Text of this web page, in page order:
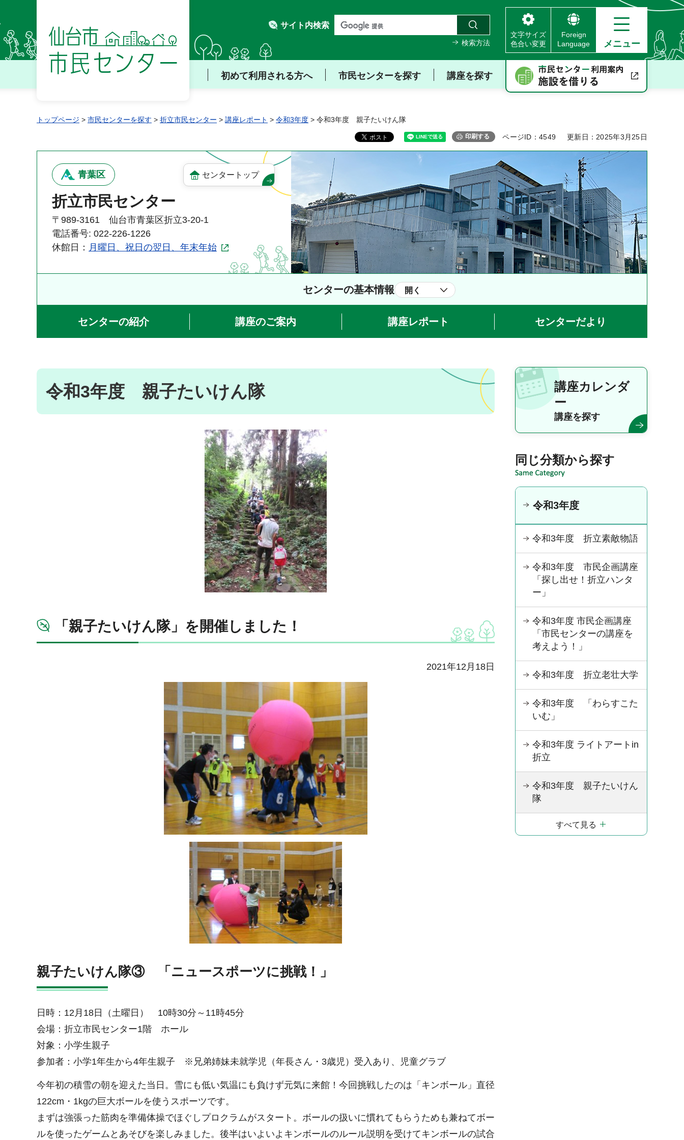
仙台市 市民センター
サイト内検索
検索方法
文字サイズ
色合い変更
Foreign
Language
メニュー
初めて利用される方へ 市民センターを探す 講座を探す
トップページ > 市民センターを探す > 折立市民センター > 講座レポート > 令和3年度 > 令和3年度 親子たいけん隊
印刷する ページID：4549 更新日：2025年3月25日
青葉区 センタートップ
折立市民センター
〒989-3161 仙台市青葉区折立3-20-1
電話番号: 022-226-1226
休館日： 月曜日、祝日の翌日、年末年始
センターの基本情報 開く
センターの紹介 講座のご案内 講座レポート センターだより
令和3年度 親子たいけん隊
「親子たいけん隊」を開催しました！
2021年12月18日
親子たいけん隊③ 「ニュースポーツに挑戦！」
日時：12月18日（土曜日） 10時30分～11時45分
会場：折立市民センター1階 ホール
対象：小学生親子
参加者：小学1年生から4年生親子 ※兄弟姉妹未就学児（年長さん・3歳児）受入あり、児童グラブ
今年初の積雪の朝を迎えた当日。雪にも低い気温にも負けず元気に来館！今回挑戦したのは「キンボール」直径
122cm・1kgの巨大ボールを使うスポーツです。
まずは強張った筋肉を準備体操でほぐしプロクラムがスタート。ボールの扱いに慣れてもらうためも兼ねてボー
ルを使ったゲームとあそびを楽しみました。後半はいよいよキンボールのルール説明を受けてキンボールの試合
講座カレンダ
ー
講座を探す
同じ分類から探す
令和3年度
令和3年度 折立素敵物語
令和3年度 市民企画講座
「探し出せ！折立ハンタ
ー」
令和3年度 市民企画講座
「市民センターの講座を
考えよう！」
令和3年度 折立老壮大学
令和3年度 「わらすこた
いむ」
令和3年度 ライトアートin
折立
令和3年度 親子たいけん
隊
すべて見る